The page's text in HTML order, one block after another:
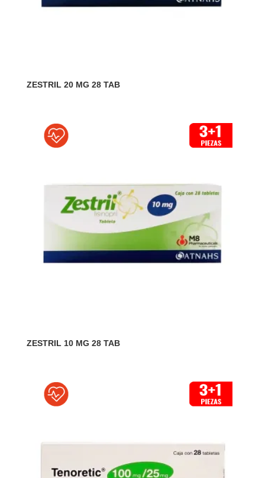
ZESTRIL 20 MG 28 TAB
ZESTRIL 10 MG 28 TAB